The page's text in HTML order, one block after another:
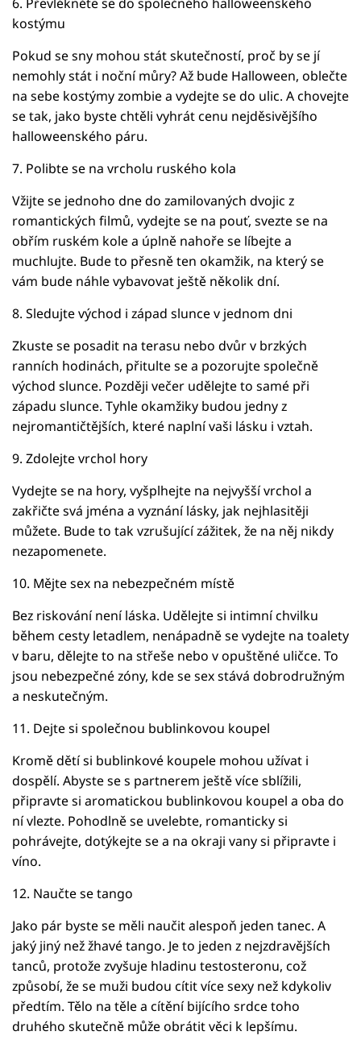
kostýmu
Pokud se sny mohou stát skutečností, proč by se jí
nemohly stát i noční můry? Až bude Halloween, oblečte
na sebe kostýmy zombie a vydejte se do ulic. A chovejte
se tak, jako byste chtěli vyhrát cenu nejděsivějšího
halloweenského páru.
7. Polibte se na vrcholu ruského kola
Vžijte se jednoho dne do zamilovaných dvojic z
romantických filmů, vydejte se na pouť, svezte se na
obřím ruském kole a úplně nahoře se líbejte a
muchlujte. Bude to přesně ten okamžik, na který se
vám bude náhle vybavovat ještě několik dní.
8. Sledujte východ i západ slunce v jednom dni
Zkuste se posadit na terasu nebo dvůr v brzkých
ranních hodinách, přitulte se a pozorujte společně
východ slunce. Později večer udělejte to samé při
západu slunce. Tyhle okamžiky budou jedny z
nejromantičtějších, které naplní vaši lásku i vztah.
9. Zdolejte vrchol hory
Vydejte se na hory, vyšplhejte na nejvyšší vrchol a
zakřičte svá jména a vyznání lásky, jak nejhlasitěji
můžete. Bude to tak vzrušující zážitek, že na něj nikdy
nezapomenete.
10. Mějte sex na nebezpečném místě
Bez riskování není láska. Udělejte si intimní chvilku
během cesty letadlem, nenápadně se vydejte na toalety
v baru, dělejte to na střeše nebo v opuštěné uličce. To
jsou nebezpečné zóny, kde se sex stává dobrodružným
a neskutečným.
11. Dejte si společnou bublinkovou koupel
Kromě dětí si bublinkové koupele mohou užívat i
dospělí. Abyste se s partnerem ještě více sblížili,
připravte si aromatickou bublinkovou koupel a oba do
ní vlezte. Pohodlně se uvelebte, romanticky si
pohrávejte, dotýkejte se a na okraji vany si připravte i
víno.
12. Naučte se tango
Jako pár byste se měli naučit alespoň jeden tanec. A
jaký jiný než žhavé tango. Je to jeden z nejzdravějších
tanců, protože zvyšuje hladinu testosteronu, což
způsobí, že se muži budou cítit více sexy než kdykoliv
předtím. Tělo na těle a cítění bijícího srdce toho
druhého skutečně může obrátit věci k lepšímu.